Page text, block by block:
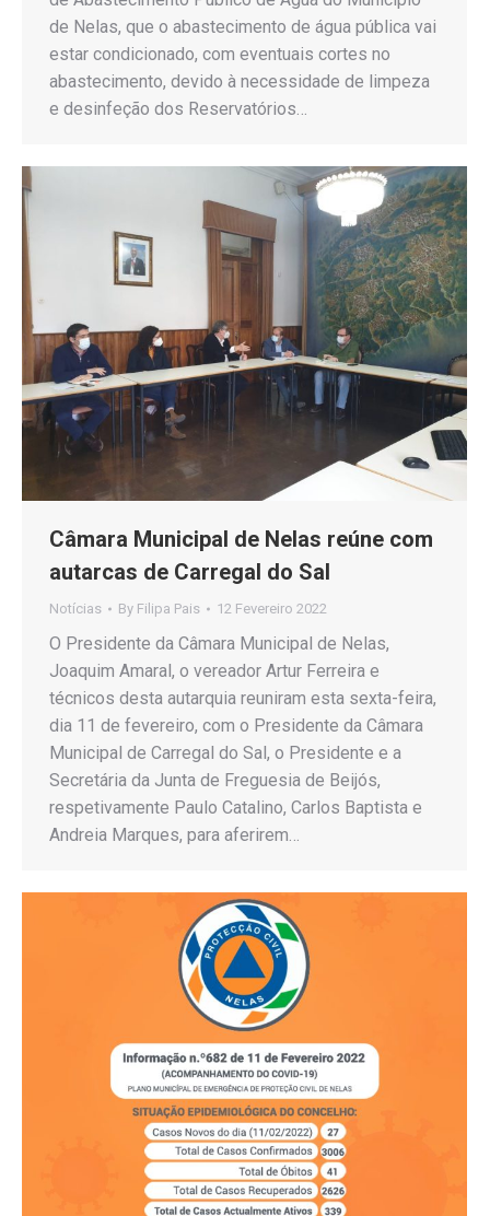
de Nelas, que o abastecimento de água pública vai
estar condicionado, com eventuais cortes no
abastecimento, devido à necessidade de limpeza
e desinfeção dos Reservatórios…
Câmara Municipal de Nelas reúne com
autarcas de Carregal do Sal
Notícias By Filipa Pais 12 Fevereiro 2022
O Presidente da Câmara Municipal de Nelas,
Joaquim Amaral, o vereador Artur Ferreira e
técnicos desta autarquia reuniram esta sexta-feira,
dia 11 de fevereiro, com o Presidente da Câmara
Municipal de Carregal do Sal, o Presidente e a
Secretária da Junta de Freguesia de Beijós,
respetivamente Paulo Catalino, Carlos Baptista e
Andreia Marques, para aferirem…